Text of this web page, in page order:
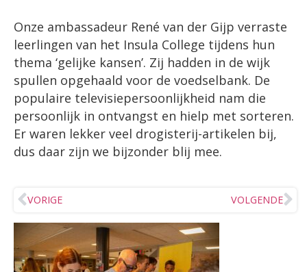
Onze ambassadeur René van der Gijp verraste
leerlingen van het Insula College tijdens hun
thema ‘gelijke kansen’. Zij hadden in de wijk
spullen opgehaald voor de voedselbank. De
populaire televisiepersoonlijkheid nam die
persoonlijk in ontvangst en hielp met sorteren.
Er waren lekker veel drogisterij-artikelen bij,
dus daar zijn we bijzonder blij mee.
VORIGE VOLGENDE